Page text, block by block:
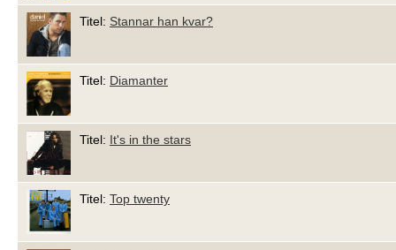
Titel: Stannar han kvar?
Titel: Diamanter
Titel: It's in the stars
Titel: Top twenty